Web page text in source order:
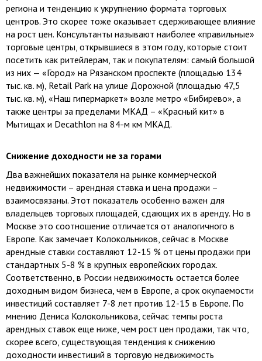
региона и тенденцию к укрупнению формата торговых
центров. Это скорее тоже оказывает сдерживающее влияние
на рост цен. Консультанты называют наиболее «правильные»
торговые центры, открывшиеся в этом году, которые стоит
посетить как ритейлерам, так и покупателям: самый большой
из них — «Город» на Рязанском проспекте (площадью 134
тыс. кв. м), Retail Park на улице Дорожной (площадью 47,5
тыс. кв. м), «Наш гипермаркет» возле метро «Бибирево», а
также центры за пределами МКАД – «Красный кит» в
Мытищах и Decathlon на 84-м км МКАД.
Снижение доходности не за горами
Два важнейших показателя на рынке коммерческой
недвижимости – арендная ставка и цена продажи –
взаимосвязаны. Этот показатель особенно важен для
владельцев торговых площадей, сдающих их в аренду. Но в
Москве это соотношение отличается от аналогичного в
Европе. Как замечает Колокольников, сейчас в Москве
арендные ставки составляют 12-15 % от цены продажи при
стандартных 5-8 % в крупных европейских городах.
Соответственно, в России недвижимость остается более
доходным видом бизнеса, чем в Европе, а срок окупаемости
инвестиций составляет 7-8 лет против 12-15 в Европе. По
мнению Дениса Колокольникова, сейчас темпы роста
арендных ставок еще ниже, чем рост цен продажи, так что,
скорее всего, существующая тенденция к снижению
доходности инвестиций в торговую недвижимость